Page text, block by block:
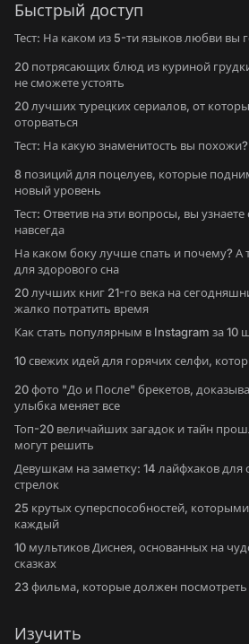
Быстрый доступ
Тест: На каком из 5-ти языков любви вы
20 потрясающих блюд из куриной
не сможете устоять
20 лучших турецких сериалов, от
оторваться
Тест: На какую знаменитость вы похожи?
8 позиций для поцелуев, которые
новый уровень
Тест: Ответив на эти вопросы, вы
навсегда
На каком боку лучше спать и почему? А
для здорового сна
20 лучших книг 21-го века на
жалко потратить время
Как стать популярным в Instagram за 10
10 свежих идей для горячих селфи,
20 фото "До и После" брекетов,
улыбка меняет все
Топ-20 величайших загадок и тайн
могут решить
Девушкам на заметку: 14 лайфхаков для
стрелок
25 крутых суперспособностей,
каждый
10 мультиков Диснея, основанных на
сказках
23 фильма, которые должен
Изучить